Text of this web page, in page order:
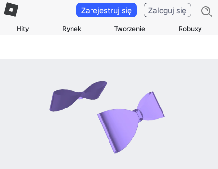
Hity Rynek Tworzenie Robuxy
Zarejestruj się Zaloguj się